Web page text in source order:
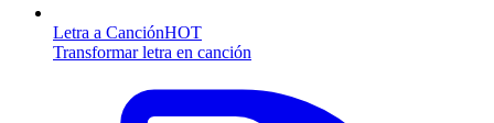
Letra a CanciónHOT
Transformar letra en canción